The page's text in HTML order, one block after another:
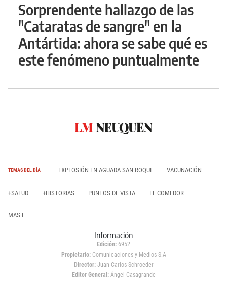
Sorprendente hallazgo de las
"Cataratas de sangre" en la
Antártida: ahora se sabe qué es
este fenómeno puntualmente
TEMAS DEL DÍA EXPLOSIÓN EN AGUADA SAN ROQUE VACUNACIÓN
+SALUD +HISTORIAS PUNTOS DE VISTA EL COMEDOR
MAS E
Información
Edición: 6952
Propietario:Comunicaciones y Medios S.A
Director: Juan Carlos Schroeder
Editor General:Ángel Casagrande